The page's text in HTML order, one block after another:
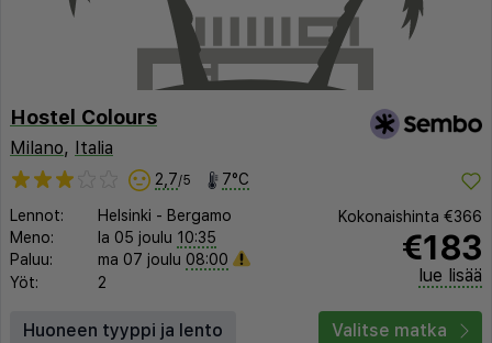
Hostel Colours
Milano, Italia
2,7/5 7°C
Lennot: Helsinki - Bergamo
Meno:
la 05 joulu 10:35
Paluu:
ma 07 joulu 08:00
Yöt:
2
Kokonaishinta €366
€183
lue lisää
Huoneen tyyppi ja lento Valitse matka